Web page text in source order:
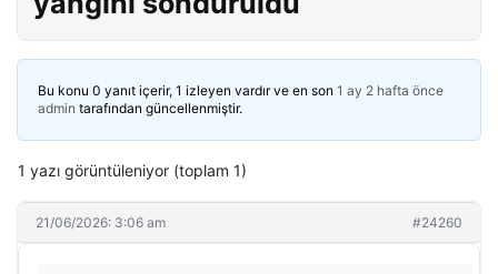
Bu konu 0 yanıt içerir, 1 izleyen vardır ve en son 1 ay 2 hafta önce
admin tarafından güncellenmiştir.
1 yazı görüntüleniyor (toplam 1)
21/06/2026: 3:06 am #24260